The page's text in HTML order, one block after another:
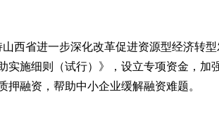
西省进一步深化改革促进资源型经济转型
实施细则（试行）》，设立专项资金，加
融资，帮助中小企业缓解融资难题。